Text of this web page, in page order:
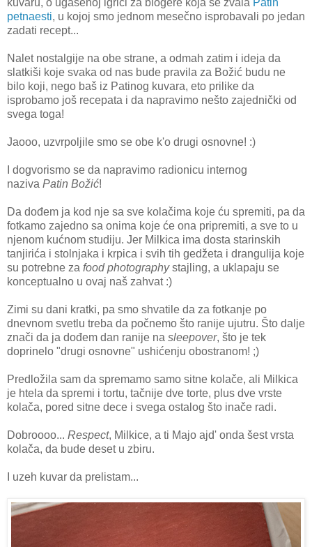
petnaesti, u kojoj smo jednom mesečno isprobavali po jedan
zadati recept...
Nalet nostalgije na obe strane, a odmah zatim i ideja da
slatkiši koje svaka od nas bude pravila za Božić budu ne
bilo koji, nego baš iz Patinog kuvara, eto prilike da
isprobamo još recepata i da napravimo nešto zajednički od
svega toga!
Jaooo, uzvrpoljile smo se obe k'o drugi osnovne! :)
I dogvorismo se da napravimo radionicu internog
naziva Patin Božić!
Da dođem ja kod nje sa sve kolačima koje ću spremiti, pa da
fotkamo zajedno sa onima koje će ona pripremiti, a sve to u
njenom kućnom studiju. Jer Milkica ima dosta starinskih
tanjirića i stolnjaka i krpica i svih tih gedžeta i drangulija koje
su potrebne za food photographystajling, a uklapaju se
konceptualno u ovaj naš zahvat :)
Zimi su dani kratki, pa smo shvatile da za fotkanje po
dnevnom svetlu treba da počnemo što ranije ujutru. Što dalje
znači da ja dođem dan ranije na sleepover, što je tek
doprinelo "drugi osnovne" ushićenju obostranom! ;)
Predložila sam da spremamo samo sitne kolače, ali Milkica
je htela da spremi i tortu, tačnije dve torte, plus dve vrste
kolača, pored sitne dece i svega ostalog što inače radi.
Dobroooo... Respect, Milkice, a ti Majo ajd' onda šest vrsta
kolača, da bude deset u zbiru.
I uzeh kuvar da prelistam...